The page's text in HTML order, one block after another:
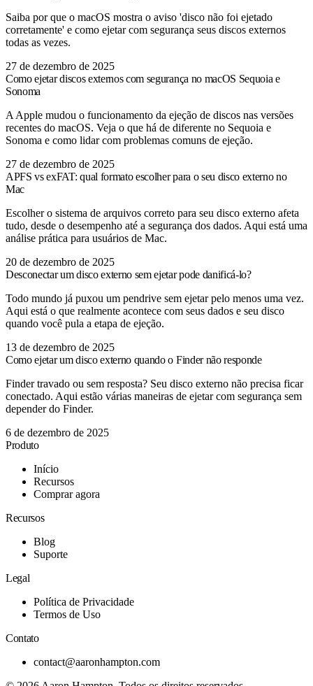
Saiba por que o macOS mostra o aviso 'disco não foi ejetado
corretamente' e como ejetar com segurança seus discos externos
todas as vezes.
27 de dezembro de 2025
Como ejetar discos externos com segurança no macOS Sequoia e
Sonoma
A Apple mudou o funcionamento da ejeção de discos nas versões
recentes do macOS. Veja o que há de diferente no Sequoia e
Sonoma e como lidar com problemas comuns de ejeção.
27 de dezembro de 2025
APFS vs exFAT: qual formato escolher para o seu disco externo no
Mac
Escolher o sistema de arquivos correto para seu disco externo afeta
tudo, desde o desempenho até a segurança dos dados. Aqui está uma
análise prática para usuários de Mac.
20 de dezembro de 2025
Desconectar um disco externo sem ejetar pode danificá-lo?
Todo mundo já puxou um pendrive sem ejetar pelo menos uma vez.
Aqui está o que realmente acontece com seus dados e seu disco
quando você pula a etapa de ejeção.
13 de dezembro de 2025
Como ejetar um disco externo quando o Finder não responde
Finder travado ou sem resposta? Seu disco externo não precisa ficar
conectado. Aqui estão várias maneiras de ejetar com segurança sem
depender do Finder.
6 de dezembro de 2025
Produto
Início
Recursos
Comprar agora
Recursos
Blog
Suporte
Legal
Política de Privacidade
Termos de Uso
Contato
contact@aaronhampton.com